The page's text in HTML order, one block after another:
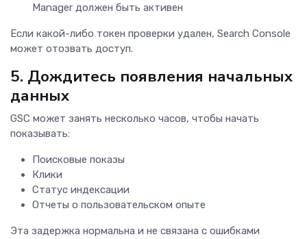
Manager должен быть активен
Если какой-либо токен проверки удален, Search Console
может отозвать доступ.
5. Дождитесь появления начальных
данных
GSC может занять несколько часов, чтобы начать
показывать:
Поисковые показы
Клики
Статус индексации
Отчеты о пользовательском опыте
Эта задержка нормальна и не связана с ошибками